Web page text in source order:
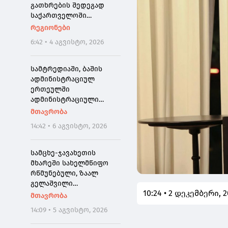
გათხრების შედეგად
საქართველოში
პირველად ნეოკესარიის
მონეტა აღმოაჩინეს
რეგიონები
6:42 • 4 აგვისტო, 2026
სამტრედიაში, ბაშის
ადმინისტრაციულ
ერთეულში
ადმინისტრაციული
შენობის რეაბილიტაცია
კულტურის ცენტრი კი
სრულად განახლდა
მთავრობა
14:42 • 6 აგვისტო, 2026
სამცხე-ჯავახეთის
მხარეში სახელმწიფო
რწმუნებული, ზაალ
გელაშვილი
გარდაიცვალა
მთავრობა
14:09 • 5 აგვისტო, 2026
10:24 • 2 დეკემბერი,